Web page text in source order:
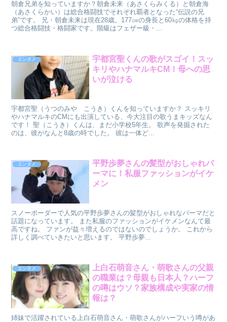
朝倉兄弟を知っていますか？朝倉未来（あさくらみくる）と朝倉海
（あさくらかい）は総合格闘技でそれぞれ覇者となった“伝説の兄
弟”です。 兄・朝倉未来は現在28歳。177㎝の身長と60㎏の体格を持
つ総合格闘技・格闘家です。階級はフェザー級・...
エンタメ
宇都宮聖くんの歌がスゴイ！スッ
キリやハナマルキCM！母への思
いが泣ける
宇都宮聖（うつのみや こうき）くんを知っていますか？ スッキリ
やハナマルキのCMにも出演している、今大注目の歌うまキッズなん
です！ 聖（こうき）くんは、まだ小学校5年生。 歌声を発掘された
のは、彼がなんと8歳の時でした。 彼は一体ど...
エンタメ
平野歩夢さんの髪型がおしゃれパ
ーマに！私服ファッションがイケ
メン
スノーボーダーで人気の平野歩夢さんの髪型がおしゃれなパーマだと
話題になっています。 また私服のファッションがイケメンなんて最
高ですね。 ファンが益々増えるのではないのでしょうか。 これから
詳しく調べていきたいと思います。 平野歩夢...
エンタメ
上白石萌音さん・萌歌さんの父親
の職業は？母親も日本人？ハーフ
の噂はウソ？家族構成や実家の情
報は？
姉妹で活躍されている上白石萌音さん・萌歌さんがハーフいう噂があ